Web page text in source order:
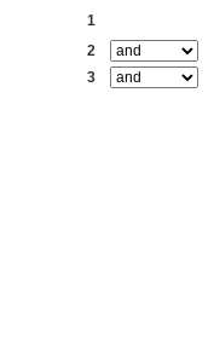
1
2
3